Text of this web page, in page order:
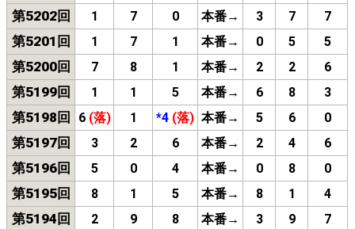
第5202回 1 7 0 本番→ 3 7 7
第5201回 1 7 1 本番→ 0 5 5
第5200回 7 8 1 本番→ 2 2 6
第5199回 1 1 5 本番→ 6 8 3
第5198回 6 (落) 1 *4 (落) 本番→ 5 6 0
第5197回 3 2 6 本番→ 2 4 6
第5196回 5 0 4 本番→ 0 8 0
第5195回 8 1 5 本番→ 8 1 4
第5194回 2 9 8 本番→ 3 9 7